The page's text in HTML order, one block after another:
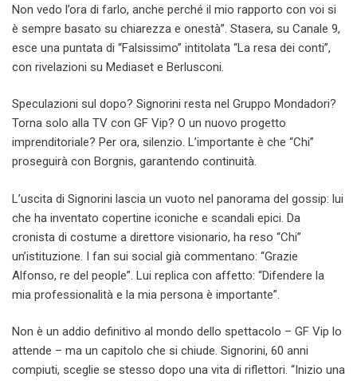
Non vedo l’ora di farlo, anche perché il mio rapporto con voi si
è sempre basato su chiarezza e onestà”. Stasera, su Canale 9,
esce una puntata di “Falsissimo” intitolata “La resa dei conti”,
con rivelazioni su Mediaset e Berlusconi.
Speculazioni sul dopo? Signorini resta nel Gruppo Mondadori?
Torna solo alla TV con GF Vip? O un nuovo progetto
imprenditoriale? Per ora, silenzio. L’importante è che “Chi”
proseguirà con Borgnis, garantendo continuità.
L’uscita di Signorini lascia un vuoto nel panorama del gossip: lui
che ha inventato copertine iconiche e scandali epici. Da
cronista di costume a direttore visionario, ha reso “Chi”
un’istituzione. I fan sui social già commentano: “Grazie
Alfonso, re del people”. Lui replica con affetto: “Difendere la
mia professionalità e la mia persona è importante”.
Non è un addio definitivo al mondo dello spettacolo – GF Vip lo
attende – ma un capitolo che si chiude. Signorini, 60 anni
compiuti, sceglie se stesso dopo una vita di riflettori. “Inizio una